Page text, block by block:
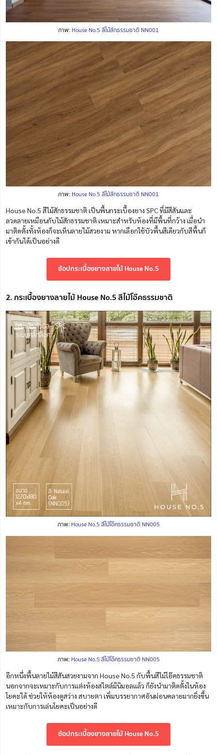
ภาพ: House No.5 สีไม้สักธรรมชาติ NN001
ภาพ: House No.5 สีไม้สักธรรมชาติ NN001
House No.5 สีไม้สักธรรมชาติ เป็นพื้นกระเบื้องยาง SPC ที่มีสีสันและ
ลวดลายเหมือนกับไม้สักธรรมชาติ เหมาะสำหรับห้องที่มีพื้นที่กว้าง เมื่อนำ
มาติดตั้งทั้งห้องก็จะเห็นลายไม้สวยงาม หากเลือกใช้บัวพื้นสีเดียวกับสีพื้นก็
เข้ากันได้เป็นอย่างดี
ช้อปกระเบื้องยางลายไม้ House No.5
2. กระเบื้องยางลายไม้ House No.5 สีไม้โอ๊คธรรมชาติ
ภาพ: House No.5 สีไม้โอ๊คธรรมชาติ NN005
ภาพ: House No.5 สีไม้โอ๊คธรรมชาติ NN005
อีกหนึ่งพื้นลายไม้สีสันสวยงามจาก House No.5 กับพื้นสีไม้โอ๊คธรรมชาติ
นอกจากจะเหมาะกับการแต่งห้องสไตล์มินิมอลแล้ว ก็ยังนำมาติดตั้งในห้อง
โยคะได้ ช่วยให้ห้องดูสว่าง สบายตา เพิ่มบรรยากาศอันผ่อนคลายมากยิ่งขึ้น
เหมาะกับการเล่นโยคะเป็นอย่างดี
ช้อปกระเบื้องยางลายไม้ House No.5